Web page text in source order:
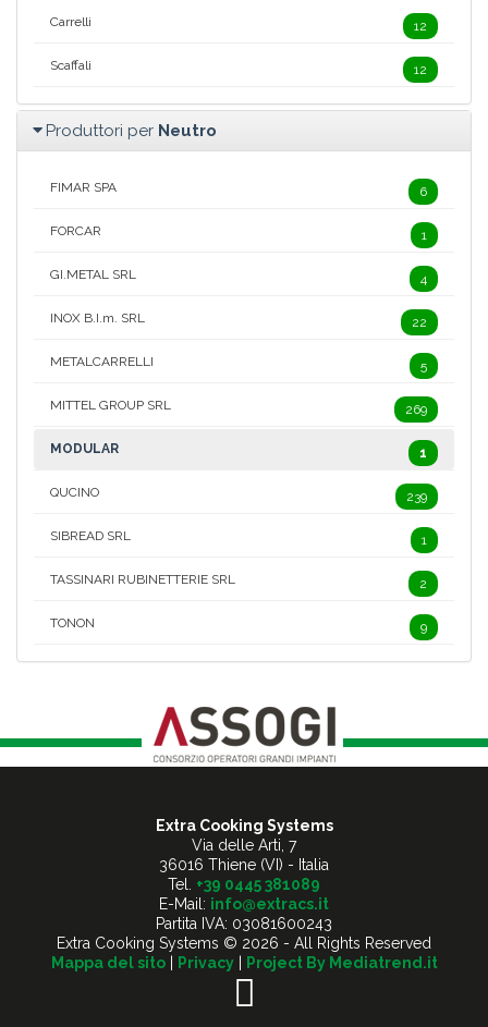
Carrelli 12
Scaffali 12
Produttori per Neutro
FIMAR SPA 6
FORCAR 1
GI.METAL SRL 4
INOX B.I.m. SRL 22
METALCARRELLI 5
MITTEL GROUP SRL 269
MODULAR 1
QUCINO 239
SIBREAD SRL 1
TASSINARI RUBINETTERIE SRL 2
TONON 9
Extra Cooking Systems
Via delle Arti, 7
36016 Thiene (VI) - Italia
Tel. +39 0445 381089
E-Mail: info@extracs.it
Partita IVA: 03081600243
Extra Cooking Systems © 2026 - All Rights Reserved
Mappa del sito| Privacy| Project By Mediatrend.it